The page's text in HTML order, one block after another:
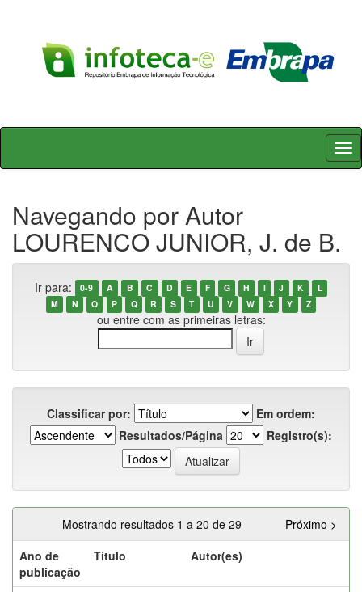
Skip
Navegando por Autor
LOURENCO JUNIOR, J. de B.
Ir para: 0-9 A B C D E F G H I J K
L
M
N O P Q R S T U V W X Y Z
ou entre com as primeiras letras:
Classificar por:
Em ordem:
Resultados/Página
Registro(s):
Mostrando resultados 1 a 20 de 29
Próximo >
Ano de
publicação
Título Autor(es)